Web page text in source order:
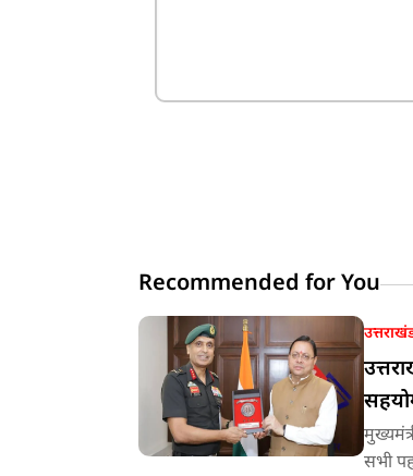
Recommended for You
सभी